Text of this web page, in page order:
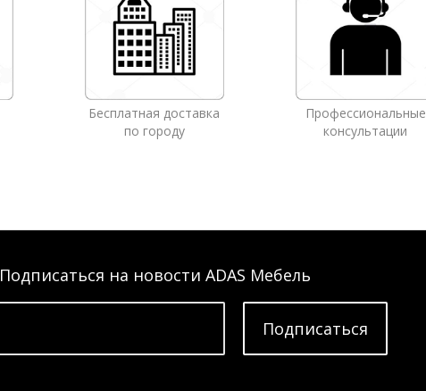
Бесплатная доставка
по городу
Профессиональные
консультации
Подписаться на новости ADAS Мебель
Подписатьcя